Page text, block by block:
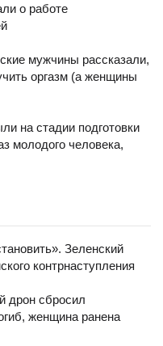
о работе
мужчины рассказали,
оргазм (а женщины
на стадии подготовки
молодого человека,
Зеленский
контрнаступления
дрон сбросил
женщина ранена